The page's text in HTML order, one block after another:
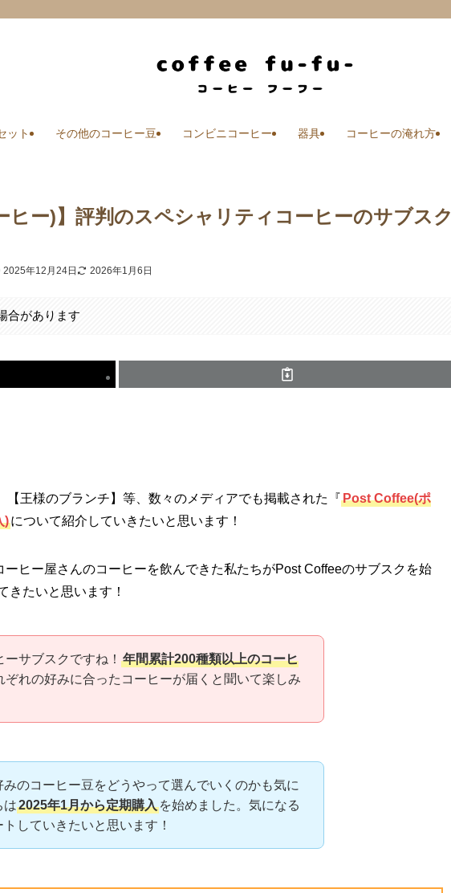
ット その他のコーヒー豆 コンビニコーヒー 器具 コーヒーの淹れ方
ヒー)】評判のスペシャリティコーヒーのサブスク
2025年12月24日 2026年1月6日
合があります
王様のブランチ】等、数々のメディアでも掲載された『Post Coffee(ポ
)について紹介していきたいと思います！
ヒー屋さんのコーヒーを飲んできた私たちがPost Coffeeのサブスクを始
きたいと思います！
サブスクですね！ 年間累計200種類以上のコーヒ
ぞれの好みに合ったコーヒーが届くと聞いて楽しみ
のコーヒー豆をどうやって選んでいくのかも気に
は2025年1月から定期購入 を始めました。気になる
トしていきたいと思います！